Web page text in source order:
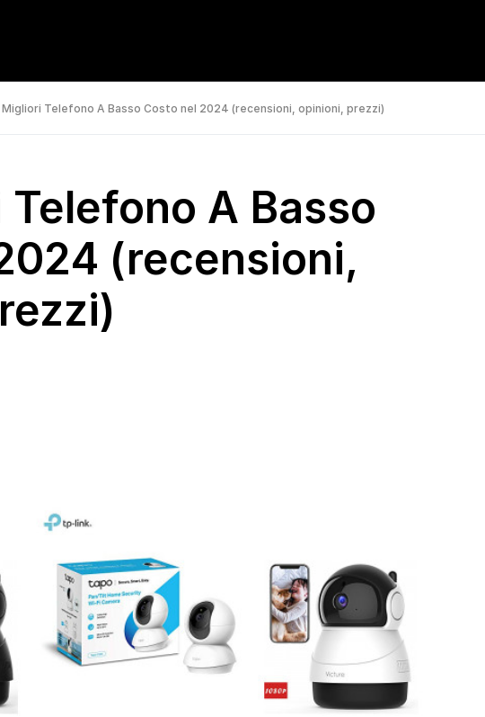
Telefono A Basso Costo nel 2024 (recensioni, opinioni, prezzi)
A Basso
(recensioni,